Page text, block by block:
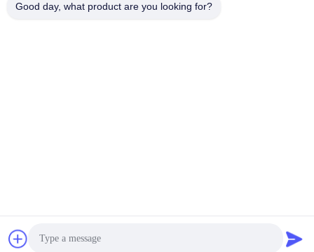
Good day, what product are you looking for?